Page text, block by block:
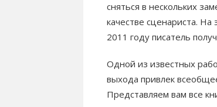
сняться в нескольких
качестве сценариста.
2011 году писатель
Одной из известных
выхода привлек
Представляем вам все